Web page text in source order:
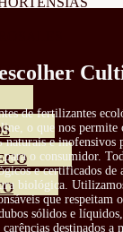
de fertilizantes
o que nos
naturais e inofensivos
o consumidor.
e certificados
biológica.
que
sólidos e
carências destinados